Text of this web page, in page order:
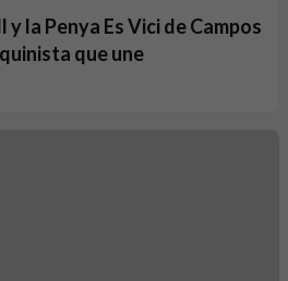
la Penya Es Vici de Campos
que une